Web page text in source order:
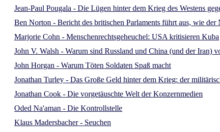
Jean-Paul Pougala - Die Lügen hinter dem Krieg des Westens
Ben Norton - Bericht des britischen Parlaments führt aus, wie
Marjorie Cohn - Menschenrechtsgeheuchel: USA kritisieren Kuba
John V. Walsh - Warum sind Russland und China (und der Iran)
John Horgan - Warum Töten Soldaten Spaß macht
Jonathan Turley - Das Große Geld hinter dem Krieg: der
Jonathan Cook - Die vorgetäuschte Welt der Konzernmedien
Oded Na'aman - Die Kontrollstelle
Klaus Madersbacher - Seuchen